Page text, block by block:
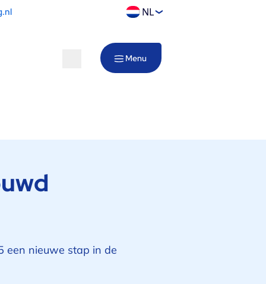
NL
Menu
een nieuwe stap in de